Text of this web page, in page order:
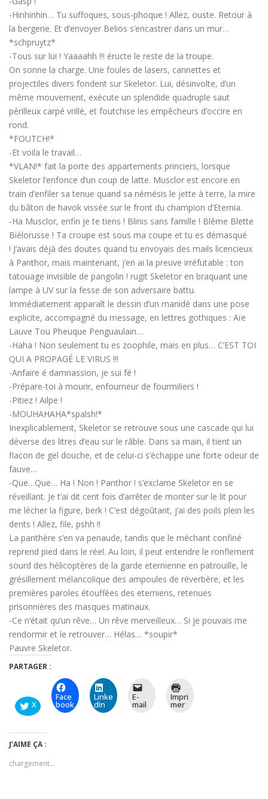
-Hinhinhin… Tu suffoques, sous-phoque ! Allez, ouste. Retour à
la bergerie. Et d’envoyer Belios s’encastrer dans un mur…
*schpruytz*
-Tous sur lui ! Yaaaahh !!! éructe le reste de la troupe.
On sonne la charge. Une foules de lasers, cannettes et
projectiles divers fondent sur Skeletor. Lui, désinvolte, d’un
même mouvement, exécute un splendide quadruple saut
périlleux carpé vrillé, et foutchise les empêcheurs d’occire en
rond.
*FOUTCH!*
-Et voila le travail…
*VLAN!* fait la porte des appartements princiers, lorsque
Skeletor l’enfonce d’un coup de latte. Musclor est encore en
train d’enfiler sa tenue quand sa némésis le jette à terre, la mire
du bâton de havok vissée sur le front du champion d’Eternia.
-Ha Musclor, enfin je te tiens ! Blinis sans famille ! Blême Blette
Biélorusse ! Ta croupe est sous ma coupe et tu es démasqué
! J’avais déjà des doutes quand tu envoyais des mails licencieux
à Panthor, mais maintenant, j’en ai la preuve irréfutable : ton
tatouage invisible de pangolin ! rugit Skeletor en braquant une
lampe à UV sur la fesse de son adversaire battu.
Immédiatement apparaît le dessin d’un manidé dans une pose
explicite, accompagné du message, en lettres gothiques : Aïe
Lauve Tou Pheuque Penguaulain…
-Haha ! Non seulement tu es zoophile, mais en plus… C’EST TOI
QUI A PROPAGÉ LE VIRUS !!!
-Anfaire é damnassion, je sui fé !
-Prépare-toi à mourir, enfourneur de fourmiliers !
-Pitiez ! Ailpe !
-MOUHAHAHA*spalsh!*
Inexplicablement, Skeletor se retrouve sous une cascade qui lui
déverse des litres d’eau sur le râble. Dans sa main, il tient un
flacon de gel douche, et de celui-ci s’échappe une forte odeur de
fauve…
-Que…Que… Ha ! Non ! Panthor ! s’exclame Skeletor en se
réveillant. Je t’ai dit cent fois d’arrêter de monter sur le lit pour
me lécher la figure, berk ! C’est dégoûtant, j’ai des poils plein les
dents ! Allez, file, pshh !!
La panthère s’en va penaude, tandis que le méchant confiné
reprend pied dans le réel. Au loin, il peut entendre le ronflement
sourd des hélicoptères de la garde eternienne en patrouille, le
grésillement mélancolique des ampoules de réverbère, et les
premières paroles étouffées des eterniens, retenues
prisonnières des masques matinaux.
-Ce n’était qu’un rêve… Un rêve merveilleux… Si je pouvais me
rendormir et le retrouver… Hélas… *soupir*
Pauvre Skeletor.
PARTAGER :
X
Face
book
Linke
dIn
E-
mail
Impri
mer
J’AIME ÇA :
chargement…